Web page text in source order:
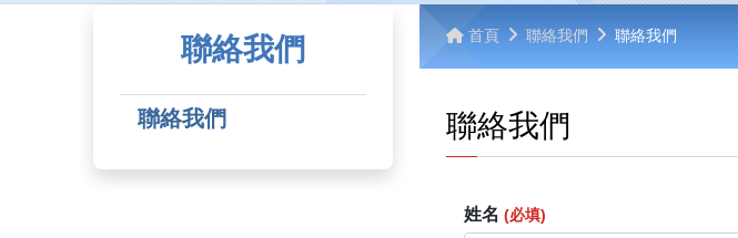
聯絡我們
聯絡我們
首頁 聯絡我們 聯絡我們
聯絡我們
姓名 (必填)